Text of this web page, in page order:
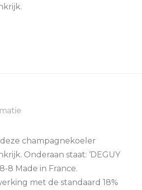
deze champagnekoeler
Onderaan staat: ‘DEGUY
8 Made in France.
met de standaard 18%